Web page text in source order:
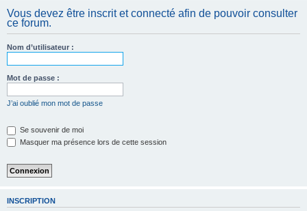
h
Vous devez être inscrit et connecté afin de pouvoir consulter
ce forum.
Nom d’utilisateur :
Mot de passe :
J’ai oublié mon mot de passe
Se souvenir de moi
Masquer ma présence lors de cette session
INSCRIPTION